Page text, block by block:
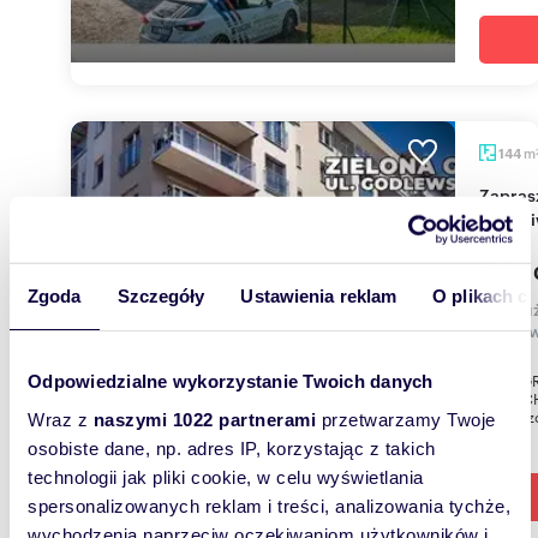
Zgoda Szczegóły Ustawienia reklam O plikach
Odpowiedzialne wykorzystanie Twoich danych
Wraz z naszymi 1022 partnerami przetwarzamy Twoje
osobiste dane, np. adres IP, korzystając z takich
technologii jak pliki cookie, w celu wyświetlania
spersonalizowanych reklam i treści, analizowania tychże,
144 m
Zapraszam do zakupu lokalu usługowego 145 m²
z
1 160
lokal